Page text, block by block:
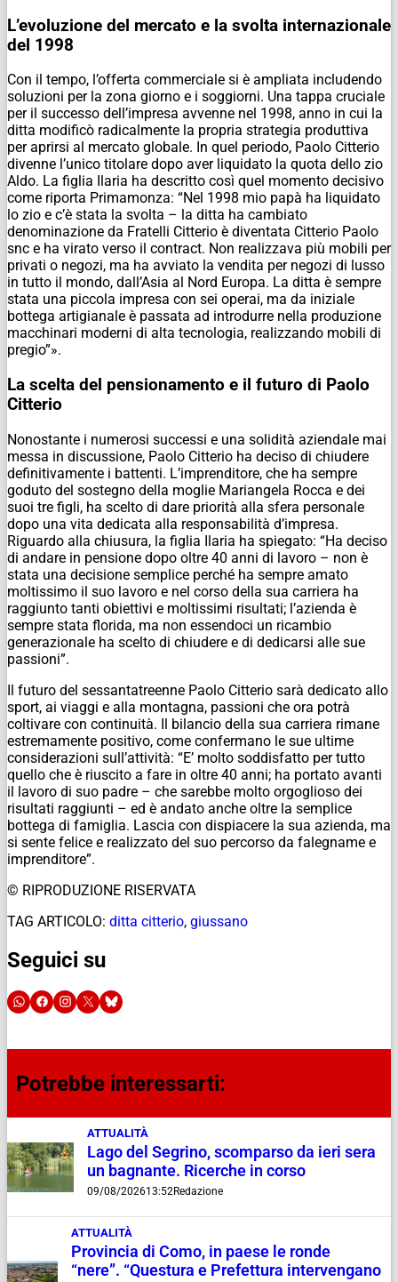
L’evoluzione del mercato e la svolta internazionale
del 1998
Con il tempo, l’offerta commerciale si è ampliata includendo
soluzioni per la zona giorno e i soggiorni. Una tappa cruciale
per il successo dell’impresa avvenne nel 1998, anno in cui la
ditta modificò radicalmente la propria strategia produttiva
per aprirsi al mercato globale. In quel periodo, Paolo Citterio
divenne l’unico titolare dopo aver liquidato la quota dello zio
Aldo. La figlia Ilaria ha descritto così quel momento decisivo
come riporta Primamonza: “Nel 1998 mio papà ha liquidato
lo zio e c’è stata la svolta – la ditta ha cambiato
denominazione da Fratelli Citterio è diventata Citterio Paolo
snc e ha virato verso il contract. Non realizzava più mobili per
privati o negozi, ma ha avviato la vendita per negozi di lusso
in tutto il mondo, dall’Asia al Nord Europa. La ditta è sempre
stata una piccola impresa con sei operai, ma da iniziale
bottega artigianale è passata ad introdurre nella produzione
macchinari moderni di alta tecnologia, realizzando mobili di
pregio”».
La scelta del pensionamento e il futuro di Paolo
Citterio
Nonostante i numerosi successi e una solidità aziendale mai
messa in discussione, Paolo Citterio ha deciso di chiudere
definitivamente i battenti. L’imprenditore, che ha sempre
goduto del sostegno della moglie Mariangela Rocca e dei
suoi tre figli, ha scelto di dare priorità alla sfera personale
dopo una vita dedicata alla responsabilità d’impresa.
Riguardo alla chiusura, la figlia Ilaria ha spiegato: “Ha deciso
di andare in pensione dopo oltre 40 anni di lavoro – non è
stata una decisione semplice perché ha sempre amato
moltissimo il suo lavoro e nel corso della sua carriera ha
raggiunto tanti obiettivi e moltissimi risultati; l’azienda è
sempre stata florida, ma non essendoci un ricambio
generazionale ha scelto di chiudere e di dedicarsi alle sue
passioni”.
Il futuro del sessantatreenne Paolo Citterio sarà dedicato allo
sport, ai viaggi e alla montagna, passioni che ora potrà
coltivare con continuità. Il bilancio della sua carriera rimane
estremamente positivo, come confermano le sue ultime
considerazioni sull’attività: “E’ molto soddisfatto per tutto
quello che è riuscito a fare in oltre 40 anni; ha portato avanti
il lavoro di suo padre – che sarebbe molto orgoglioso dei
risultati raggiunti – ed è andato anche oltre la semplice
bottega di famiglia. Lascia con dispiacere la sua azienda, ma
si sente felice e realizzato del suo percorso da falegname e
imprenditore”.
© RIPRODUZIONE RISERVATA
TAG ARTICOLO: ditta citterio, giussano
Seguici su
Potrebbe interessarti:
ATTUALITÀ
Lago del Segrino, scomparso da ieri sera
un bagnante. Ricerche in corso
09/08/202613:52Redazione
ATTUALITÀ
Provincia di Como, in paese le ronde
“nere”. “Questura e Prefettura intervengano